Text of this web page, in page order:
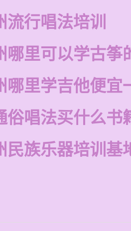
流行唱法培训
哪里可以学古筝
哪里学吉他便宜
俗唱法买什么书
民族乐器培训基